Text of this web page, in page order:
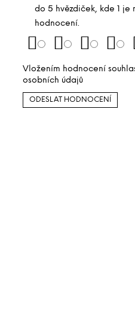
do 5 hvězdiček, kde 1 je
hodnocení.
Vložením hodnocení
osobních údajů
ODESLAT HODNOCENÍ